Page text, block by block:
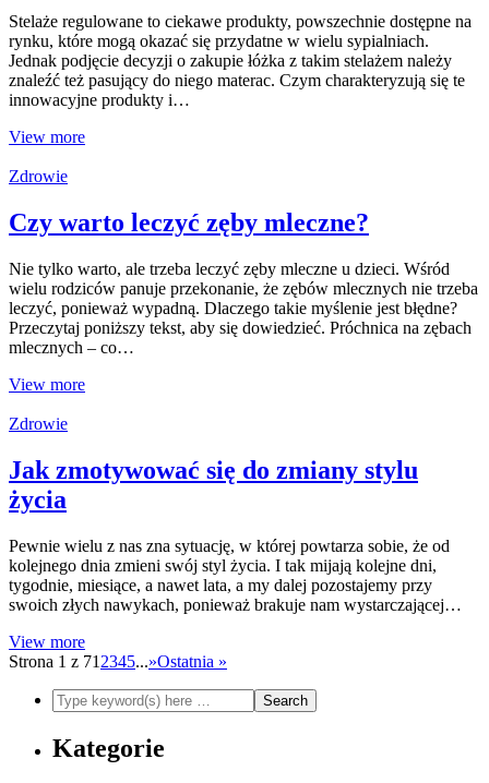
Stelaże regulowane to ciekawe produkty, powszechnie dostępne na
rynku, które mogą okazać się przydatne w wielu sypialniach.
Jednak podjęcie decyzji o zakupie łóżka z takim stelażem należy
znaleźć też pasujący do niego materac. Czym charakteryzują się te
innowacyjne produkty i…
View more
Zdrowie
Czy warto leczyć zęby mleczne?
Nie tylko warto, ale trzeba leczyć zęby mleczne u dzieci. Wśród
wielu rodziców panuje przekonanie, że zębów mlecznych nie trzeba
leczyć, ponieważ wypadną. Dlaczego takie myślenie jest błędne?
Przeczytaj poniższy tekst, aby się dowiedzieć. Próchnica na zębach
mlecznych – co…
View more
Zdrowie
Jak zmotywować się do zmiany stylu
życia
Pewnie wielu z nas zna sytuację, w której powtarza sobie, że od
kolejnego dnia zmieni swój styl życia. I tak mijają kolejne dni,
tygodnie, miesiące, a nawet lata, a my dalej pozostajemy przy
swoich złych nawykach, ponieważ brakuje nam wystarczającej…
View more
Strona 1 z 71 2345...»Ostatnia »
Kategorie